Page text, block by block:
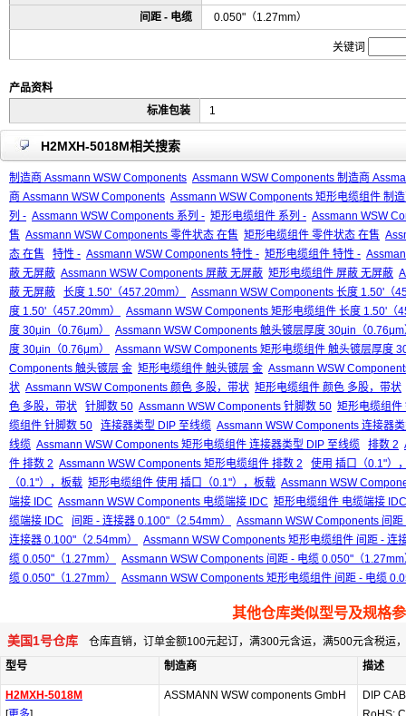
间距 - 电缆
0.050"（1.27mm）
关键词
产品资料
标准包装
1
H2MXH-5018M相关搜索
制造商 Assmann WSW Components Assmann WSW Components 制造商
商 Assmann WSW Components Assmann WSW Components 矩形电缆组件 制
列 - Assmann WSW Components 系列 - 矩形电缆组件 系列 - Assmann WSW
售 Assmann WSW Components 零件状态 在售 矩形电缆组件 零件状态 在售
态 在售
特性 - Assmann WSW Components 特性 - 矩形电缆组件 特性 -
蔽 无屏蔽 Assmann WSW Components 屏蔽 无屏蔽 矩形电缆组件 屏蔽 无屏蔽
蔽 无屏蔽
长度 1.50'（457.20mm）
Assmann WSW Components 长度 1.50'（
度 1.50'（457.20mm）
Assmann WSW Components 矩形电缆组件 长度 1.50'（
度 30μin（0.76μm）
Assmann WSW Components 触头镀层厚度 30μin（0.76μm
度 30μin（0.76μm）
Assmann WSW Components 矩形电缆组件 触头镀层厚度
Components 触头镀层 金 矩形电缆组件 触头镀层 金 Assmann WSW
状 Assmann WSW Components 颜色 多股，带状 矩形电缆组件 颜色 多股，带状
色 多股，带状
针脚数 50 Assmann WSW Components 针脚数 50 矩形电缆组件
缆组件 针脚数 50
连接器类型 DIP 至线缆 Assmann WSW Components 连接器
线缆 Assmann WSW Components 矩形电缆组件 连接器类型 DIP 至线缆 排数 2
件 排数 2 Assmann WSW Components 矩形电缆组件 排数 2
使用 插口（0.1"）
（0.1"），板载 矩形电缆组件 使用 插口（0.1"），板载 Assmann WSW
端接 IDC Assmann WSW Components 电缆端接 IDC 矩形电缆组件 电缆端接 IDC
缆端接 IDC
间距 - 连接器 0.100"（2.54mm）
Assmann WSW Components 间
连接器 0.100"（2.54mm）
Assmann WSW Components 矩形电缆组件 间距 - 连
缆 0.050"（1.27mm）
Assmann WSW Components 间距 - 电缆 0.050"（
缆 0.050"（1.27mm）
Assmann WSW Components 矩形电缆组件 间距 - 电缆
其他仓库类似型号及规格
美国1号仓库 仓库直销，订单金额100元起订，满300元含运，满500元含税运
型号
制造商 描述
H2MXH-5018M
ASSMANN WSW components GmbH
DIP